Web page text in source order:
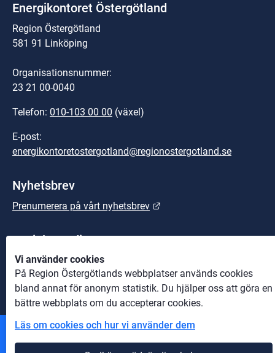
Vi använder cookies
På Region Östergötlands webbplatser används cookies
bland annat för anonym statistik. Du hjälper oss att göra en
bättre webbplats om du accepterar cookies.
Läs om cookies och hur vi använder dem
Energikontoret Östergötland
Region Östergötland
581 91 Linköping
Organisationsnummer:
23 21 00-0040
Telefon: 010-103 00 00 (växel)
energikontoretostergotland@regionostergotland.se
Nyhetsbrev
Prenumerera på vårt nyhetsbrev
Sociala medier
LinkedIn
Andra webbplatser